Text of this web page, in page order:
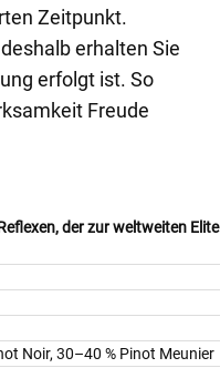
Zeitpunkt.
erhalten Sie
erfolgt ist. So
Freude
der zur weltweiten Elite
Noir, 30–40 % Pinot Meunier